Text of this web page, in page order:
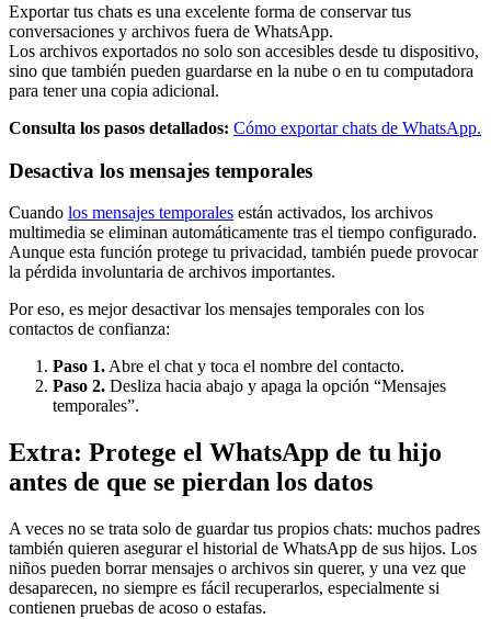
Exportar tus chats es una excelente forma de conservar tus
conversaciones y archivos fuera de WhatsApp.
Los archivos exportados no solo son accesibles desde tu dispositivo,
sino que también pueden guardarse en la nube o en tu computadora
para tener una copia adicional.
Consulta los pasos detallados: Cómo exportar chats de WhatsApp.
Desactiva los mensajes temporales
Cuando los mensajes temporales están activados, los archivos
multimedia se eliminan automáticamente tras el tiempo configurado.
Aunque esta función protege tu privacidad, también puede provocar
la pérdida involuntaria de archivos importantes.
Por eso, es mejor desactivar los mensajes temporales con los
contactos de confianza:
Paso 1. Abre el chat y toca el nombre del contacto.
Paso 2. Desliza hacia abajo y apaga la opción “Mensajes
temporales”.
Extra: Protege el WhatsApp de tu hijo
antes de que se pierdan los datos
A veces no se trata solo de guardar tus propios chats: muchos padres
también quieren asegurar el historial de WhatsApp de sus hijos. Los
niños pueden borrar mensajes o archivos sin querer, y una vez que
desaparecen, no siempre es fácil recuperarlos, especialmente si
contienen pruebas de acoso o estafas.